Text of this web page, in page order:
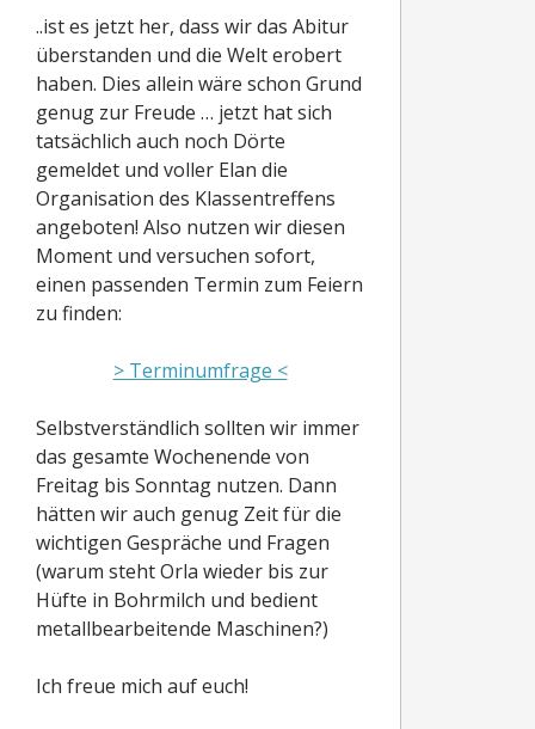
..ist es jetzt her, dass wir das Abitur
überstanden und die Welt erobert
haben. Dies allein wäre schon Grund
genug zur Freude … jetzt hat sich
tatsächlich auch noch Dörte
gemeldet und voller Elan die
Organisation des Klassentreffens
angeboten! Also nutzen wir diesen
Moment und versuchen sofort,
einen passenden Termin zum Feiern
zu finden:
> Terminumfrage <
Selbstverständlich sollten wir immer
das gesamte Wochenende von
Freitag bis Sonntag nutzen. Dann
hätten wir auch genug Zeit für die
wichtigen Gespräche und Fragen
(warum steht Orla wieder bis zur
Hüfte in Bohrmilch und bedient
metallbearbeitende Maschinen?)
Ich freue mich auf euch!